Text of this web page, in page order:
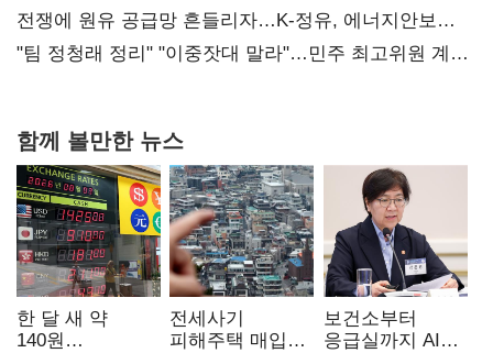
때리기
전쟁에 원유 공급망 흔들리자…K-정유, 에너지안보
핵심으로 재부상
"팀 정청래 정리" "이중잣대 말라"…민주 최고위원 계파
함께 볼만한 뉴스
한 달 새 약
140원
전세사기
피해주택 매입
보건소부터
응급실까지 AI